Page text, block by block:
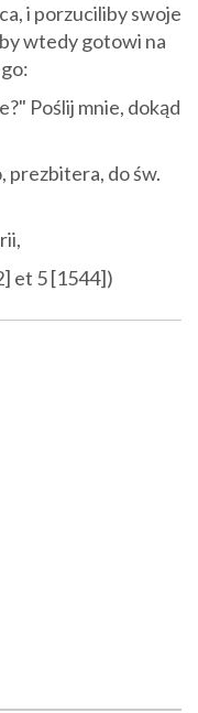
i porzuciliby swoje
wtedy gotowi na
Poślij mnie, dokąd
prezbitera, do św.
et 5 [1544])